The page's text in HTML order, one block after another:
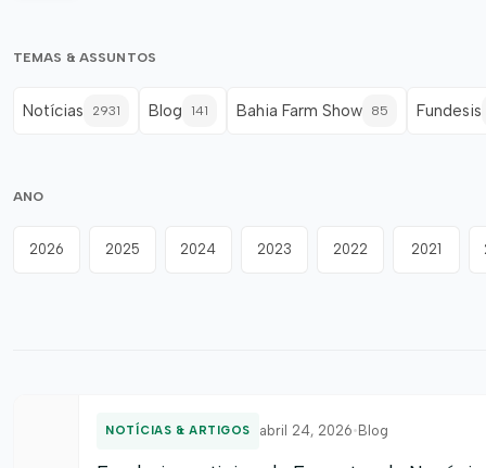
TEMAS & ASSUNTOS
Notícias 2931 Blog 141 Bahia Farm Show 85 Fundesis
ANO
2026 2025 2024 2023 2022 2021
NOTÍCIAS & ARTIGOS abril 24, 2026• Blog